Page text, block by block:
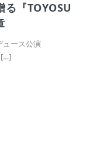
る『TOYOSU
ュース公演
[…]